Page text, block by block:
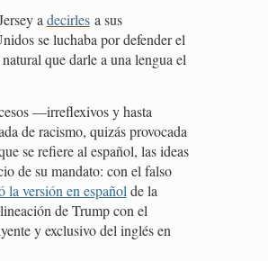
adecirlesa sus
se luchaba por defender el
que darle a una lengua el
—irreflexivos y hasta
de racismo, quizás provocada
se refiere al español, las ideas
de su mandato: con el falso
la versión en españolde la
de Trump con el
y exclusivo del inglés en